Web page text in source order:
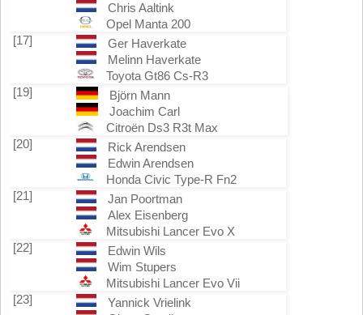
Chris Aaltink
Opel Manta 200
[17]
Ger Haverkate
Melinn Haverkate
Toyota Gt86 Cs-R3
[19]
Björn Mann
Joachim Carl
Citroën Ds3 R3t Max
[20]
Rick Arendsen
Edwin Arendsen
Honda Civic Type-R Fn2
[21]
Jan Poortman
Alex Eisenberg
Mitsubishi Lancer Evo X
[22]
Edwin Wils
Wim Stupers
Mitsubishi Lancer Evo Vii
[23]
Yannick Vrielink